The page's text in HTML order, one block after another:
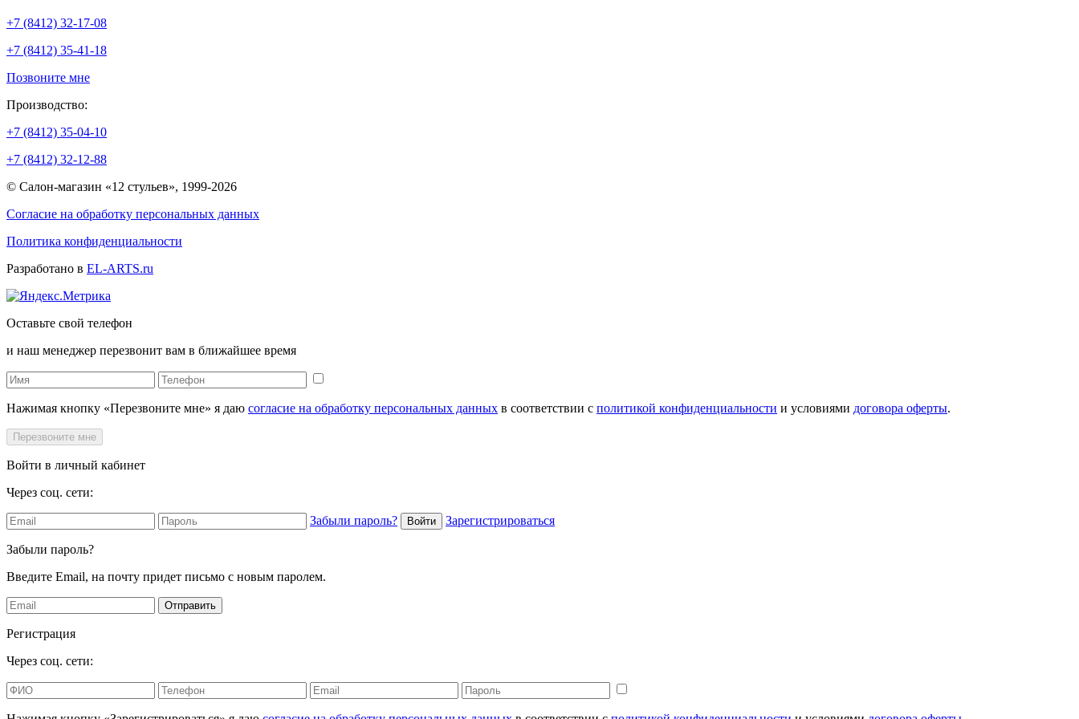
+7 (8412) 32-17-08
+7 (8412) 35-41-18
Позвоните мне
Производство:
+7 (8412) 35-04-10
+7 (8412) 32-12-88
© Салон-магазин «12 стульев», 1999-2026
Согласие на обработку персональных данных
Политика конфиденциальности
Разработано в EL-ARTS.ru
Оставьте свой телефон
и наш менеджер перезвонит вам в ближайшее время
Нажимая кнопку «Перезвоните мне» я даю согласие на обработку персональных данных в соответствии с политикой конфиденциальности и условиями договора оферты.
Перезвоните мне
Войти в личный кабинет
Через соц. сети:
Забыли пароль? Войти Зарегистрироваться
Забыли пароль?
Введите Email, на почту придет письмо с новым паролем.
Отправить
Регистрация
Через соц. сети: